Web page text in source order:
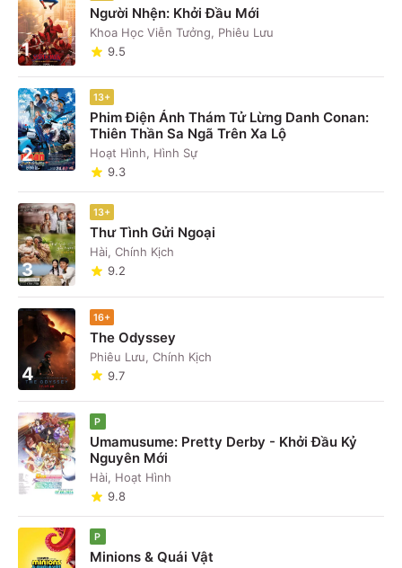
1
Người Nhện: Khởi Đầu Mới
Khoa Học Viễn Tưởng, Phiêu Lưu
9.5
2
13+
Phim Điện Ảnh Thám Tử Lừng Danh Conan:
Thiên Thần Sa Ngã Trên Xa Lộ
Hoạt Hình, Hình Sự
9.3
3
13+
Thư Tình Gửi Ngoại
Hài, Chính Kịch
9.2
4
16+
The Odyssey
Phiêu Lưu, Chính Kịch
9.7
5
P
Umamusume: Pretty Derby - Khởi Đầu Kỷ
Nguyên Mới
Hài, Hoạt Hình
9.8
P
Minions & Quái Vật